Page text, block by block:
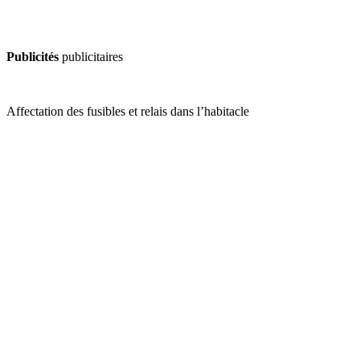
Publicités publicitaires
Affectation des fusibles et relais dans l’habitacle